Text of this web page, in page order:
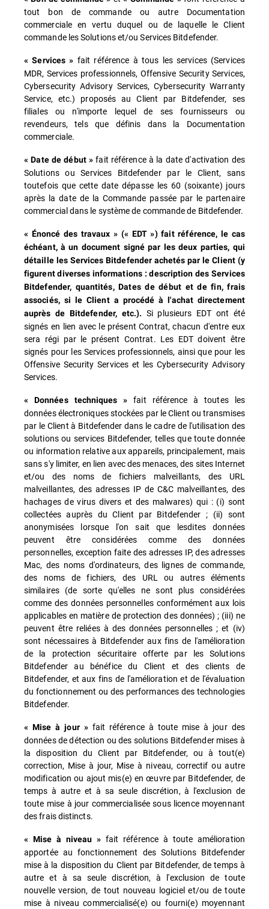
tout bon de commande ou autre Documentation
commerciale en vertu duquel ou de laquelle le Client
commande les Solutions et/ou Services Bitdefender.
« Services » fait référence à tous les services (Services
MDR, Services professionnels, Offensive Security Services,
Cybersecurity Advisory Services, Cybersecurity Warranty
Service, etc.) proposés au Client par Bitdefender, ses
filiales ou n'importe lequel de ses fournisseurs ou
revendeurs, tels que définis dans la Documentation
commerciale.
« Date de début » fait référence à la date d'activation des
Solutions ou Services Bitdefender par le Client, sans
toutefois que cette date dépasse les 60 (soixante) jours
après la date de la Commande passée par le partenaire
commercial dans le système de commande de Bitdefender.
« Énoncé des travaux » (« EDT ») fait référence, le cas
échéant, à un document signé par les deux parties, qui
détaille les Services Bitdefender achetés par le Client (y
figurent diverses informations : description des Services
Bitdefender, quantités, Dates de début et de fin, frais
associés, si le Client a procédé à l'achat directement
auprès de Bitdefender, etc.). Si plusieurs EDT ont été
signés en lien avec le présent Contrat, chacun d'entre eux
sera régi par le présent Contrat. Les EDT doivent être
signés pour les Services professionnels, ainsi que pour les
Offensive Security Services et les Cybersecurity Advisory
Services.
« Données techniques »
fait référence à toutes les
données électroniques stockées par le Client ou transmises
par le Client à Bitdefender dans le cadre de l'utilisation des
solutions ou services Bitdefender, telles que toute donnée
ou information relative aux appareils, principalement, mais
sans s'y limiter, en lien avec des menaces, des sites Internet
et/ou des noms de fichiers malveillants, des URL
malveillantes, des adresses IP de C&C malveillantes, des
hachages de virus divers et des malwares) qui : (i) sont
collectées auprès du Client par Bitdefender ; (ii) sont
anonymisées lorsque l'on sait que lesdites données
peuvent être considérées comme des données
personnelles, exception faite des adresses IP, des adresses
Mac, des noms d'ordinateurs, des lignes de commande,
des noms de fichiers, des URL ou autres éléments
similaires (de sorte qu'elles ne sont plus considérées
comme des données personnelles conformément aux lois
applicables en matière de protection des données) ; (iii) ne
peuvent être reliées à des données personnelles ; et (iv)
sont nécessaires à Bitdefender aux fins de l'amélioration
de la protection sécuritaire offerte par les Solutions
Bitdefender au bénéfice du Client et des clients de
Bitdefender, et aux fins de l'amélioration et de l'évaluation
du fonctionnement ou des performances des technologies
Bitdefender.
« Mise à jour »fait référence à toute mise à jour des
données de détection ou des solutions Bitdefender mises à
la disposition du Client par Bitdefender, ou à tout(e)
correction, Mise à jour, Mise à niveau, correctif ou autre
modification ou ajout mis(e) en œuvre par Bitdefender, de
temps à autre et à sa seule discrétion, à l'exclusion de
toute mise à jour commercialisée sous licence moyennant
des frais distincts.
« Mise à niveau » fait référence à toute amélioration
apportée au fonctionnement des Solutions Bitdefender
mise à la disposition du Client par Bitdefender, de temps à
autre et à sa seule discrétion, à l'exclusion de toute
nouvelle version, de tout nouveau logiciel et/ou de toute
mise à niveau commercialisé(e) ou fourni(e) moyennant